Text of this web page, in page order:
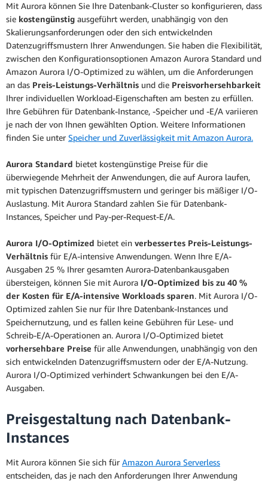
Mit Aurora können Sie Ihre Datenbank-Cluster so konfigurieren, dass
sie kostengünstig ausgeführt werden, unabhängig von den
Skalierungsanforderungen oder den sich entwickelnden
Datenzugriffsmustern Ihrer Anwendungen. Sie haben die Flexibilität,
zwischen den Konfigurationsoptionen Amazon Aurora Standard und
Amazon Aurora I/O-Optimized zu wählen, um die Anforderungen
an das Preis-Leistungs-Verhältnis und die Preisvorhersehbarkeit
Ihrer individuellen Workload-Eigenschaften am besten zu erfüllen.
Ihre Gebühren für Datenbank-Instance, -Speicher und -E/A variieren
je nach der von Ihnen gewählten Option. Weitere Informationen
finden Sie unter Speicher und Zuverlässigkeit mit Amazon Aurora.
Aurora Standard bietet kostengünstige Preise für die
überwiegende Mehrheit der Anwendungen, die auf Aurora laufen,
mit typischen Datenzugriffsmustern und geringer bis mäßiger I/O-
Auslastung. Mit Aurora Standard zahlen Sie für Datenbank-
Instances, Speicher und Pay-per-Request-E/A.
Aurora I/O-Optimized bietet ein verbessertes Preis-Leistungs-
Verhältnis für E/A-intensive Anwendungen. Wenn Ihre E/A-
Ausgaben 25 % Ihrer gesamten Aurora-Datenbankausgaben
übersteigen, können Sie mit Aurora I/O-Optimized bis zu 40 %
der Kosten für E/A-intensive Workloads sparen. Mit Aurora I/O-
Optimized zahlen Sie nur für Ihre Datenbank-Instances und
Speichernutzung, und es fallen keine Gebühren für Lese- und
Schreib-E/A-Operationen an. Aurora I/O-Optimized bietet
vorhersehbare Preise für alle Anwendungen, unabhängig von den
sich entwickelnden Datenzugriffsmustern oder der E/A-Nutzung.
Aurora I/O-Optimized verhindert Schwankungen bei den E/A-
Ausgaben.
Preisgestaltung nach Datenbank-
Instances
Mit Aurora können Sie sich für Amazon Aurora Serverless
entscheiden, das je nach den Anforderungen Ihrer Anwendung